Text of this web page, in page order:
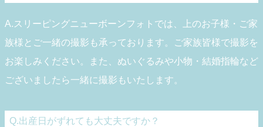
A.スリーピングニューボーンフォトでは、上のお子様・ご家
族様とご一緒の撮影も承っております。ご家族皆様で撮影を
お楽しみください。また、ぬいぐるみや小物・結婚指輪など
ございましたら一緒に撮影もいたします。
Q.出産日がずれても大丈夫ですか？